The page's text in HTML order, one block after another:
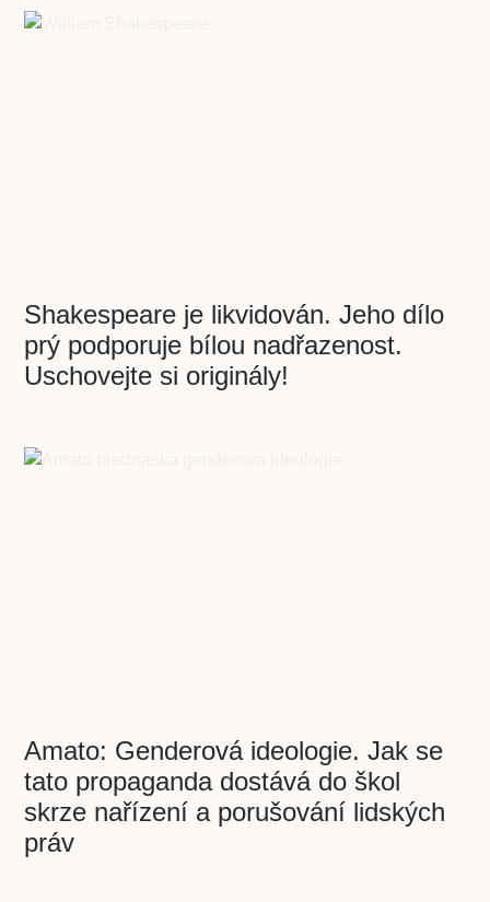
Shakespeare je likvidován. Jeho dílo
prý podporuje bílou nadřazenost.
Uschovejte si originály!
Amato: Genderová ideologie. Jak se
tato propaganda dostává do škol
skrze nařízení a porušování lidských
práv